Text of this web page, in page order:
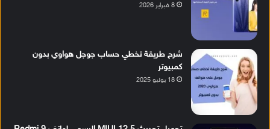
8 فبراير 2026
شرح طريقة تخطي حساب جوجل هواوي بدون
كمبيوتر
18 يوليو 2025